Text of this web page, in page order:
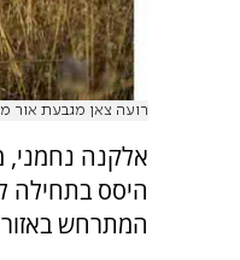
רועה צאן מגבעת אור
אלקנה נחמני,
היסס בתחילה
המתרחש